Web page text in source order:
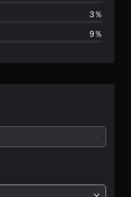
2
価
3％
9％